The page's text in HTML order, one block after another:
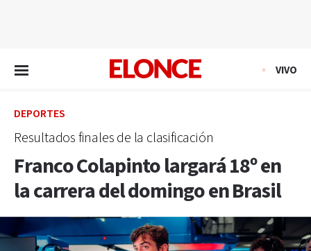
VIVO
DEPORTES
Resultados finales de la clasificación
Franco Colapinto largará 18º en
la carrera del domingo en Brasil